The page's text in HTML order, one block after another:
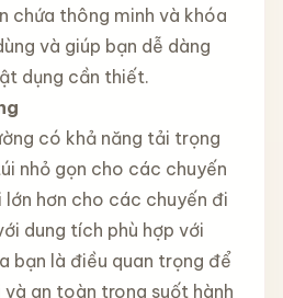
chứa thông minh và khóa
và giúp bạn dễ dàng
dụng cần thiết.
có khả năng tải trọng
nhỏ gọn cho các chuyến
hơn cho các chuyến đi
dung tích phù hợp với
bạn là điều quan trọng để
an toàn trong suốt hành